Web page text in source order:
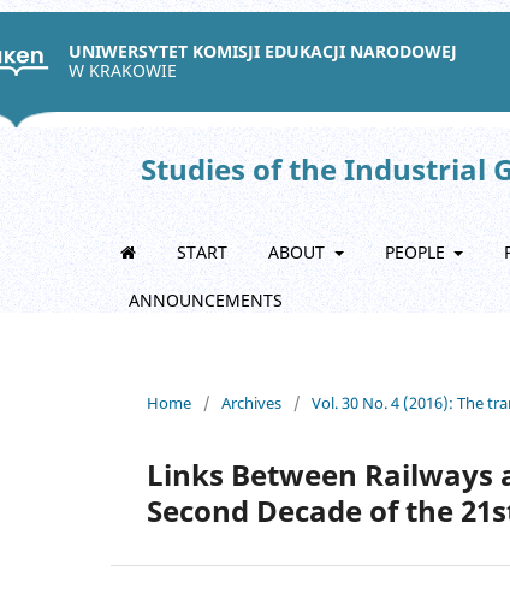
UNIWERSYTET KOMISJI EDUKACJI NARODOWEJ
W KRAKOWIE
Studies of the Industrial
START ABOUT PEOPLE
ANNOUNCEMENTS
Home / Archives / Vol. 30 No. 4 (2016): The
Links Between
Second Decade of the